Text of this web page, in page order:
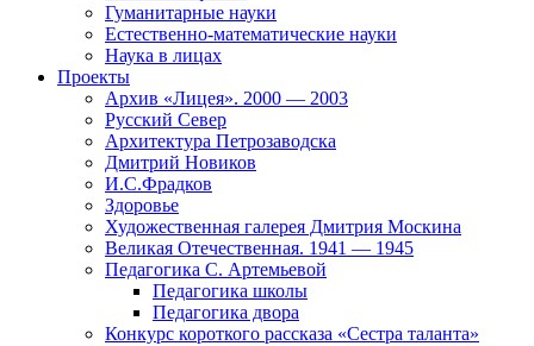
Гуманитарные науки
Естественно-математические науки
Наука в лицах
Проекты
Архив «Лицея». 2000 — 2003
Русский Север
Архитектура Петрозаводска
Дмитрий Новиков
И.С.Фрадков
Здоровье
Художественная галерея Дмитрия Москина
Великая Отечественная. 1941 — 1945
Педагогика С. Артемьевой
Педагогика школы
Педагогика двора
Конкурс короткого рассказа «Сестра таланта»